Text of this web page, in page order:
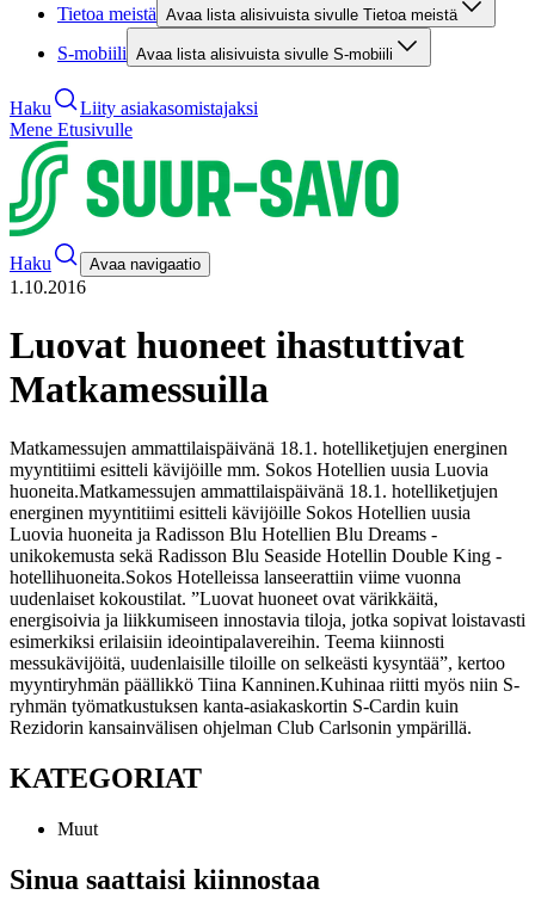
Tietoa meistä Avaa lista alisivuista sivulle Tietoa meistä
S-mobiili Avaa lista alisivuista sivulle S-mobiili
Haku
Liity asiakasomistajaksi
Mene Etusivulle
Haku Avaa navigaatio
1.10.2016
Luovat huoneet ihastuttivat
Matkamessuilla
Matkamessujen ammattilaispäivänä 18.1. hotelliketjujen energinen
myyntitiimi esitteli kävijöille mm. Sokos Hotellien uusia Luovia
huoneita.Matkamessujen ammattilaispäivänä 18.1. hotelliketjujen
energinen myyntitiimi esitteli kävijöille Sokos Hotellien uusia
Luovia huoneita ja Radisson Blu Hotellien Blu Dreams -
unikokemusta sekä Radisson Blu Seaside Hotellin Double King -
hotellihuoneita.Sokos Hotelleissa lanseerattiin viime vuonna
uudenlaiset kokoustilat. ”Luovat huoneet ovat värikkäitä,
energisoivia ja liikkumiseen innostavia tiloja, jotka sopivat loistavasti
esimerkiksi erilaisiin ideointipalavereihin. Teema kiinnosti
messukävijöitä, uudenlaisille tiloille on selkeästi kysyntää”, kertoo
myyntiryhmän päällikkö Tiina Kanninen.Kuhinaa riitti myös niin S-
ryhmän työmatkustuksen kanta-asiakaskortin S-Cardin kuin
Rezidorin kansainvälisen ohjelman Club Carlsonin ympärillä.
KATEGORIAT
Muut
Sinua saattaisi kiinnostaa